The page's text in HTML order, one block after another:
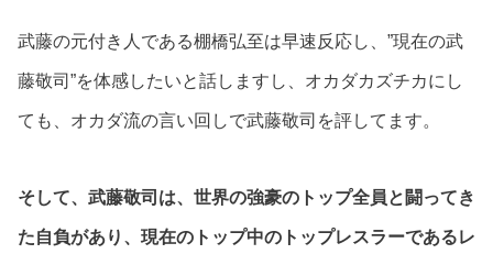
武藤の元付き人である棚橋弘至は早速反応し、”現在の武
藤敬司”を体感したいと話しますし、オカダカズチカにし
ても、オカダ流の言い回しで武藤敬司を評してます。
そして、武藤敬司は、世界の強豪のトップ全員と闘ってき
た自負があり、現在のトップ中のトップレスラーであるレ